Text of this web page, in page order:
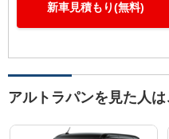
新車見積もり(無料)
アルトラパンを見た人